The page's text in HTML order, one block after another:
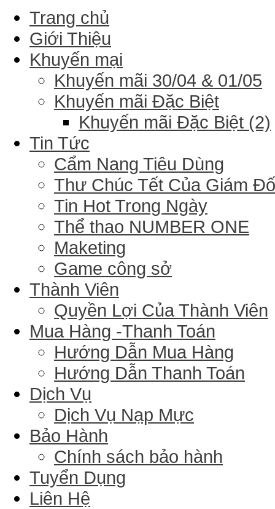
Trang chủ
Giới Thiệu
Khuyến mại
Khuyến mãi 30/04 & 01/05
Khuyến mãi Đặc Biệt
Khuyến mãi Đặc Biệt (2)
Tin Tức
Cẩm Nang Tiêu Dùng
Thư Chúc Tết Của Giám
Tin Hot Trong Ngày
Thể thao NUMBER ONE
Maketing
Game công sở
Thành Viên
Quyền Lợi Của Thành Viên
Mua Hàng -Thanh Toán
Hướng Dẫn Mua Hàng
Hướng Dẫn Thanh Toán
Dịch Vụ
Dịch Vụ Nạp Mực
Bảo Hành
Chính sách bảo hành
Tuyển Dụng
Liên Hệ